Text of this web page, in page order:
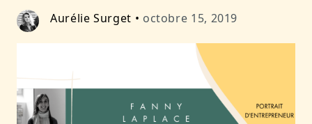
Aurélie Surget • octobre 15, 2019